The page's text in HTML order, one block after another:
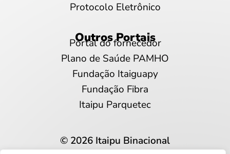
Protocolo Eletrônico
Outros Portais
Portal do fornecedor
Plano de Saúde PAMHO
Fundação Itaiguapy
Fundação Fibra
Itaipu Parquetec
© 2026 Itaipu Binacional